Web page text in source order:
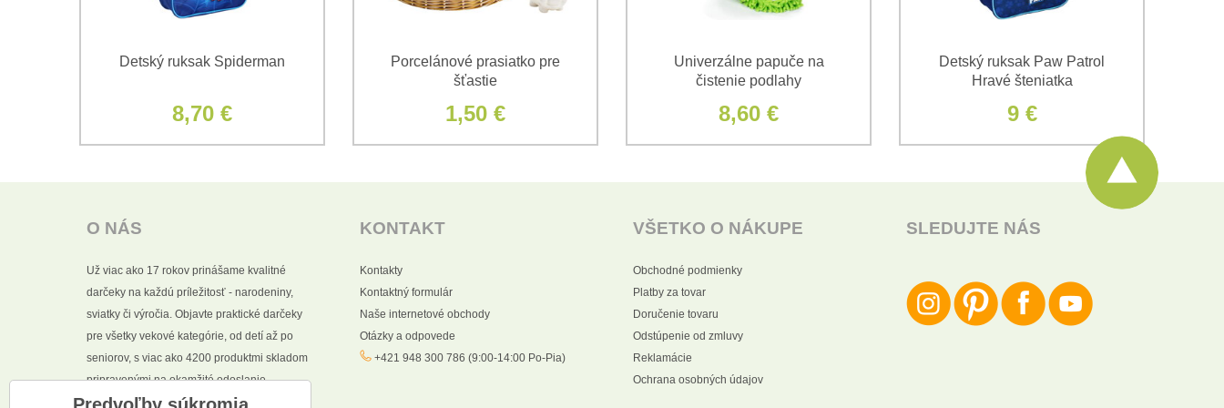
Detský ruksak Spiderman
8,70 €
Porcelánové prasiatko pre
šťastie
1,50 €
Univerzálne papuče na
čistenie podlahy
8,60 €
Detský ruksak Paw Patrol
Hravé šteniatka
9 €
O NÁS
Už viac ako 17 rokov prinášame kvalitné
darčeky na každú príležitosť - narodeniny,
sviatky či výročia. Objavte praktické darčeky
pre všetky vekové kategórie, od detí až po
seniorov, s viac ako 4200 produktmi skladom
pripravenými na okamžité odoslanie.
KONTAKT
Kontakty
Kontaktný formulár
Naše internetové obchody
Otázky a odpovede
+421 948 300 786 (9:00-14:00 Po-Pia)
VŠETKO O NÁKUPE
Obchodné podmienky
Platby za tovar
Doručenie tovaru
Odstúpenie od zmluvy
Reklamácie
Ochrana osobných údajov
SLEDUJTE NÁS